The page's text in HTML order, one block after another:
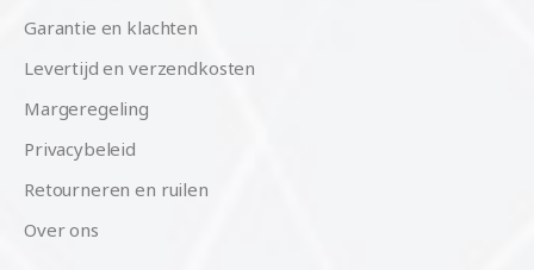
Garantie en klachten
Levertijd en verzendkosten
Margeregeling
Privacybeleid
Retourneren en ruilen
Over ons